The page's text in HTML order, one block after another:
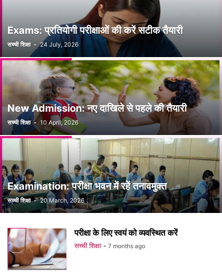
Exams: प्रतियोगी परीक्षाओं की करें सटीक तैयारी
सच्ची शिक्षा - 24 July, 2026
New Admission: नए दाखिले से पहले की तैयारी
सच्ची शिक्षा - 10 April, 2026
Examination: परीक्षा भवन में रहें तनावमुक्त
सच्ची शिक्षा - 20 March, 2026
परीक्षा के लिए स्वयं को व्यवस्थित करें
सच्ची शिक्षा - 7 months ago